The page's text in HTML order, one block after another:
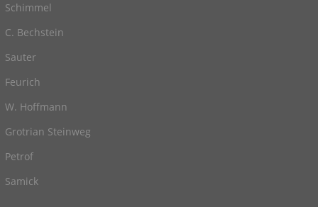
Schimmel
C. Bechstein
Sauter
Feurich
W. Hoffmann
Grotrian Steinweg
Petrof
Samick